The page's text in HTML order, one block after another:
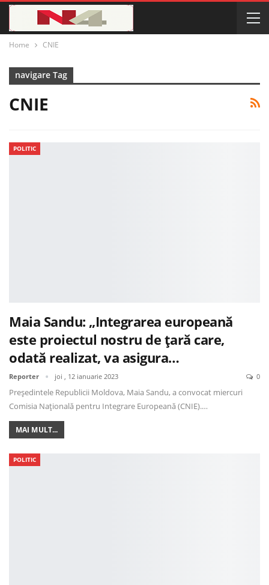
Home CNIE
navigare Tag
CNIE
POLITIC
Maia Sandu: „Integrarea europeană
este proiectul nostru de țară care,
odată realizat, va asigura…
Reporter joi , 12 ianuarie 2023 0
Președintele Republicii Moldova, Maia Sandu, a convocat miercuri
Comisia Națională pentru Integrare Europeană (CNIE).…
MAI MULT...
POLITIC